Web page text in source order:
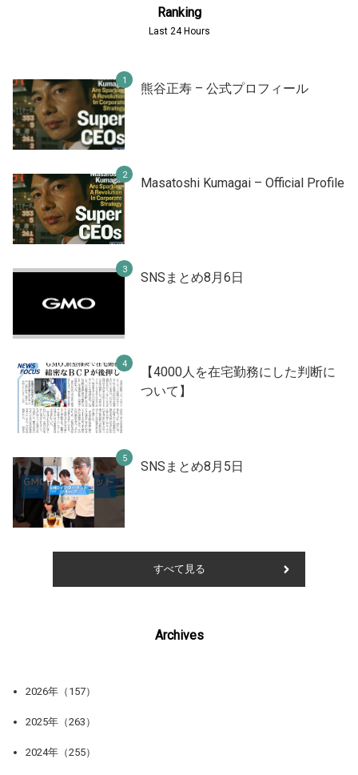
Ranking
Last 24 Hours
熊谷正寿 – 公式プロフィール
Masatoshi Kumagai – Official Profile
SNSまとめ8月6日
【4000人を在宅勤務にした判断に
ついて】
SNSまとめ8月5日
すべて見る
Archives
2026年（157）
2025年（263）
2024年（255）